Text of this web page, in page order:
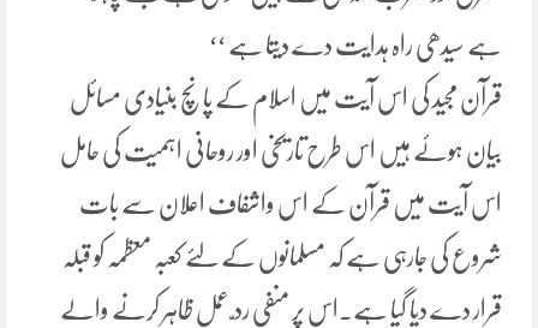
ہے سیدھی راہ ہدایت دے دیتا ہے ‘‘
قرآن مجید کی اس آیت میں اسلام کے پانچ بنیادی مسائل
بیان ہوئے ہیں اس طرح تاریخی اور روحانی اہمیت کی حامل
اس آیت میں قرآن کے اس واشفاف اعلان سے بات
شروع کی جارہی ہے کہ مسلمانوں کے لئے کعبہ معظمہ کو قبلہ
قرار دے دیا گیا ہے۔اس پر منفی رد ّ عمل ظاہر کرنے والے